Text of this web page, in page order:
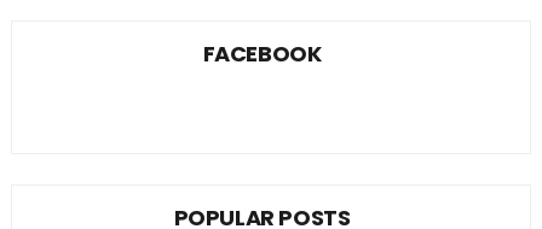
FACEBOOK
POPULAR POSTS